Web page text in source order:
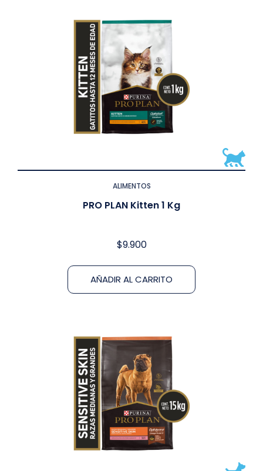
ALIMENTOS
PRO PLAN Kitten 1 Kg
$9.900
AÑADIR AL CARRITO